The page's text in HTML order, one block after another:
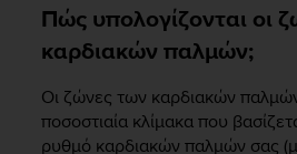
Πώς υπολογίζονται οι
καρδιακών παλμών;
Οι ζώνες των καρδιακών
ποσοστιαία κλίμακα που
ρυθμό καρδιακών παλμών σας